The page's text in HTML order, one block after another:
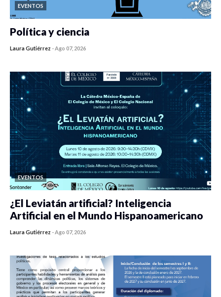
EVENTOS
Política y ciencia
Laura Gutiérrez -Ago 07, 2026
EVENTOS
¿El Leviatán artificial? Inteligencia
Artificial en el Mundo Hispanoamericano
Laura Gutiérrez -Ago 07, 2026